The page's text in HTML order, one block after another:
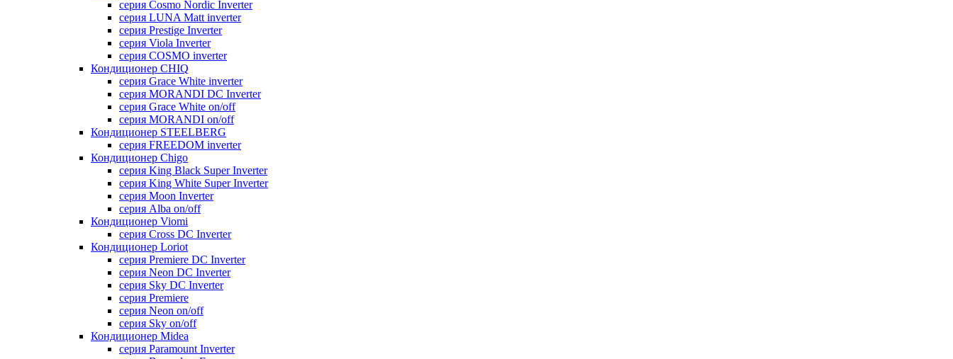
серия Cosmo Nordic Inverter
серия LUNA Matt inverter
серия Prestige Inverter
серия Viola Inverter
серия COSMO inverter
Кондиционер CHIQ
серия Grace White inverter
серия MORANDI DC Inverter
серия Grace White on/off
серия MORANDI on/off
Кондиционер STEELBERG
серия FREEDOM inverter
Кондиционер Chigo
серия King Black Super Inverter
серия King White Super Inverter
серия Moon Inverter
серия Alba on/off
Кондиционер Viomi
серия Cross DC Inverter
Кондиционер Loriot
серия Premiere DC Inverter
серия Neon DC Inverter
серия Sky DC Inverter
серия Premiere
серия Neon on/off
серия Sky on/off
Кондиционер Midea
серия Paramount Inverter